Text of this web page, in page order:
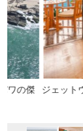
ジェットウィン